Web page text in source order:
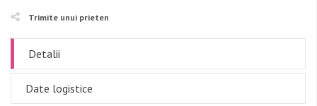
Trimite unui prieten
Detalii
Date logistice